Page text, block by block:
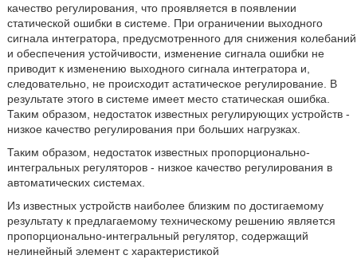
качество регулирования, что проявляется в появлении
статической ошибки в системе. При ограничении выходного
сигнала интегратора, предусмотренного для снижения колебаний
и обеспечения устойчивости, изменение сигнала ошибки не
приводит к изменению выходного сигнала интегратора и,
следовательно, не происходит астатическое регулирование. В
результате этого в системе имеет место статическая ошибка.
Таким образом, недостаток известных регулирующих устройств -
низкое качество регулирования при больших нагрузках.
Таким образом, недостаток известных пропорционально-
интегральных регуляторов - низкое качество регулирования в
автоматических системах.
Из известных устройств наиболее близким по достигаемому
результату к предлагаемому техническому решению является
пропорционально-интегральный регулятор, содержащий
нелинейный элемент с характеристикой